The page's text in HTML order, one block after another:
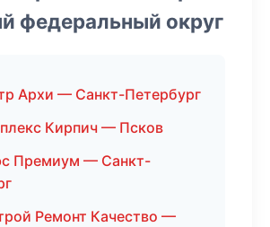
федеральный округ
Архи — Санкт-Петербург
Кирпич — Псков
Премиум — Санкт-
Ремонт Качество —